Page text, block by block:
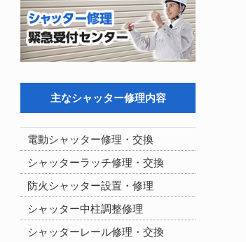
主なシャッター修理内容
電動シャッター修理・交換
シャッターラッチ修理・交換
防火シャッター設置・修理
シャッター中柱調整修理
シャッターレール修理・交換